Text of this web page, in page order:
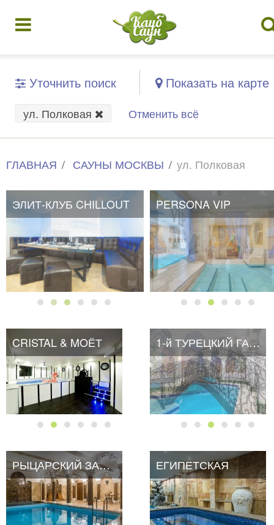
Уточнить поиск Показать на карте
ул. Полковая Отменить всё
ГЛАВНАЯ САУНЫ МОСКВЫ ул. Полковая
ЭЛИТ-КЛУБ CHILLOUT
ЭЛИТ-КЛУБ CHILLOUT PERSONA VIP
CRISTAL & MOЁТ
CRISTAL & MOЁТ 1-й ТУРЕЦКИЙ ГАМБИТ
РЫЦАРСКИЙ ЗАМОК ЕГИПЕТСКАЯ
ЕГИПЕТСКАЯ